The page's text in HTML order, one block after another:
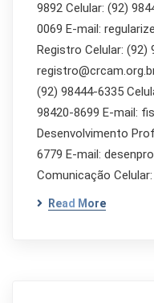
9892 Celular: (92)
0069 E-mail:
Registro Celular: (92)
(92) 98444-6335
98420-8699 E-mail:
Desenvolvimento
6779 E-mail:
Comunicação Celular:
Read More